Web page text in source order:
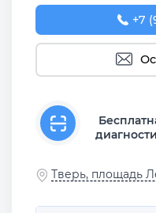
+7
Тверь, площадь